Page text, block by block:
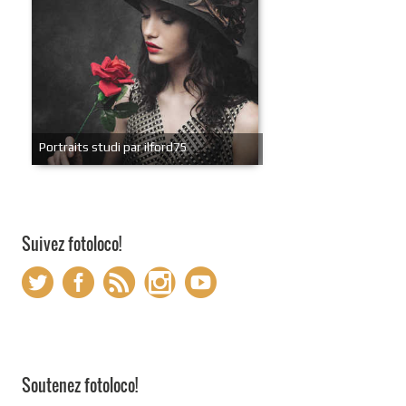
Portraits studi par ilford75
Suivez fotoloco!
Soutenez fotoloco!